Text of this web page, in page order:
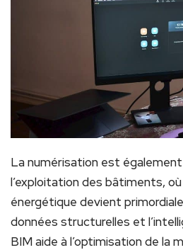
La numérisation est
l’exploitation des bâtiments,
énergétique devient
données structurelles et
BIM aide à l’optimisation de la